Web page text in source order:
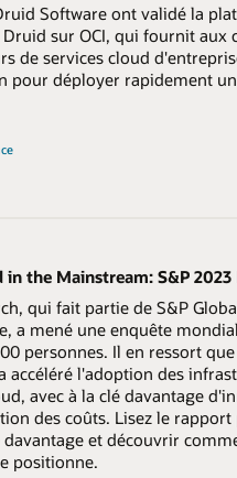
Software ont validé la
Druid sur OCI, qui fournit aux
de services cloud
pour déployer rapidement
the Mainstream: S&P 2023
qui fait partie de S&P
a mené une enquête
personnes. Il en ressort
accéléré l'adoption des
avec à la clé davantage
des coûts. Lisez le rapport
et découvrir
positionne.